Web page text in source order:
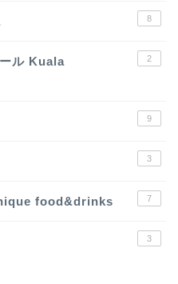
8
ル Kuala
2
9
3
food&drinks 7
3